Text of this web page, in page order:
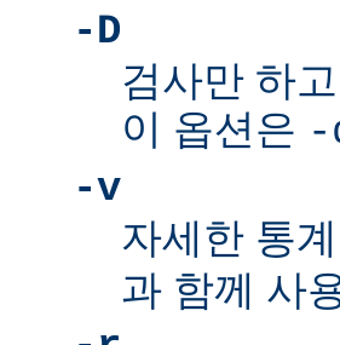
-D
검사만 하
이 옵션은 -
-v
자세한 통
과 함께 사